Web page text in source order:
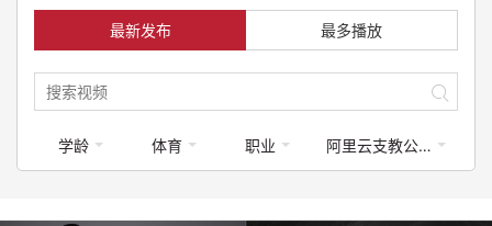
最新发布 最多播放
学龄 体育 职业 阿里云支教公益